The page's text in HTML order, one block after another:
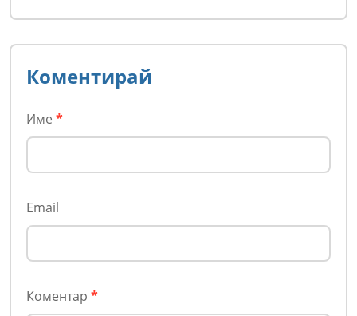
Коментирай
Име *
Email
Коментар *